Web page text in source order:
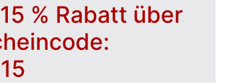
% Rabatt über